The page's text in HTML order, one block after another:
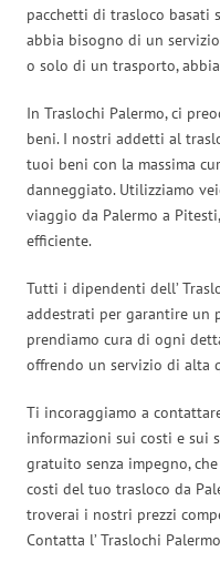
pacchetti di trasloco basati
abbia bisogno di un
o solo di un trasporto,
In Traslochi Palermo, ci
beni. I nostri addetti al
tuoi beni con la massima
danneggiato. Utilizziamo
viaggio da Palermo a
efficiente.
Tutti i dipendenti dell’
addestrati per garantire un
prendiamo cura di ogni
offrendo un servizio di alta
Ti incoraggiamo a
informazioni sui costi e sui
gratuito senza impegno,
costi del tuo trasloco da
troverai i nostri prezzi
Contatta l’ Traslochi